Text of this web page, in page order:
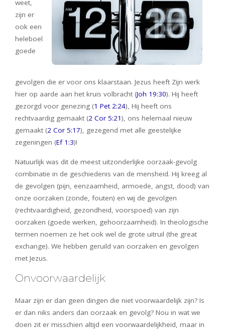
weet,
zijn er
ook een
heleboel
goede
gevolgen die er voor ons klaarstaan. Jezus heeft Zijn werk
hier op aarde aan het kruis volbracht (Joh 19:30). Hij heeft
gezorgd voor genezing (1 Pet 2:24), Hij heeft ons
rechtvaardig gemaakt (2 Cor 5:21), ons helemaal nieuw
gemaakt (2 Cor 5:17), gezegend met alle geestelijke
zegeningen (Ef 1:3)!
Natuurlijk was dit de meest uitzonderlijke oorzaak-gevolg
combinatie in de geschiedenis van de mensheid. Hij kreeg al
de gevolgen (pijn, eenzaamheid, armoede, angst, dood) van
onze oorzaken (zonde, fouten) en wij de gevolgen
(rechtvaardigheid, gezondheid, voorspoed) van zijn
oorzaken (goede werken, gehoorzaamheid). In theologische
termen noemen ze het ook wel de grote uitruil (the great
exchange). We hebben geruild van oorzaken en gevolgen
met Jezus.
Onvoorwaardelijk
Maar zijn er dan geen dingen die niet voorwaardelijk zijn? Is
er dan niks anders dan oorzaak en gevolg? Nou in wat we
doen zit er misschien altijd een voorwaardelijkheid, maar in